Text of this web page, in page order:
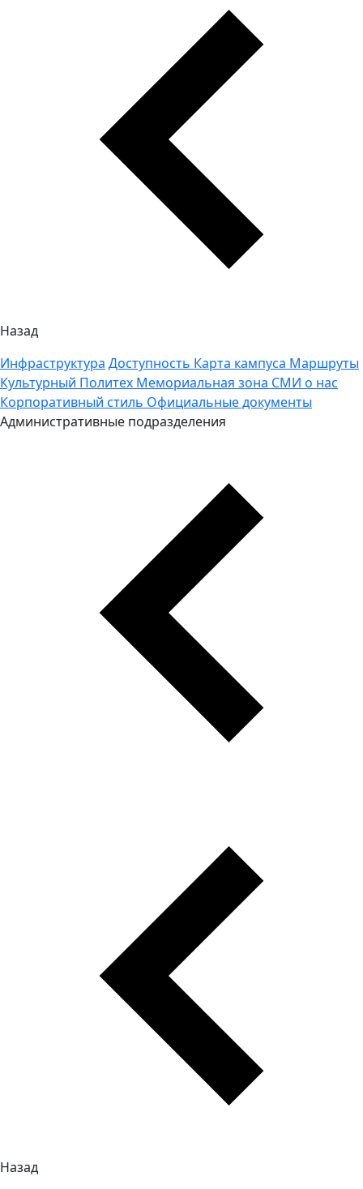
Назад
Инфраструктура Доступность Карта кампуса Маршруты
Культурный Политех Мемориальная зона СМИ о нас
Корпоративный стиль Официальные документы
Административные подразделения
Назад